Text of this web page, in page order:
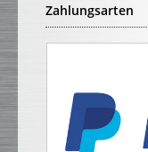
Zahlungsarten